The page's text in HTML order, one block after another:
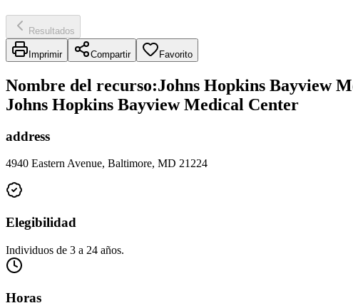
Resultados
Imprimir Compartir Favorito
Nombre del recurso:Johns Hopkins Bayview
Johns Hopkins Bayview Medical Center
address
4940 Eastern Avenue, Baltimore, MD 21224
Elegibilidad
Individuos de 3 a 24 años.
Horas